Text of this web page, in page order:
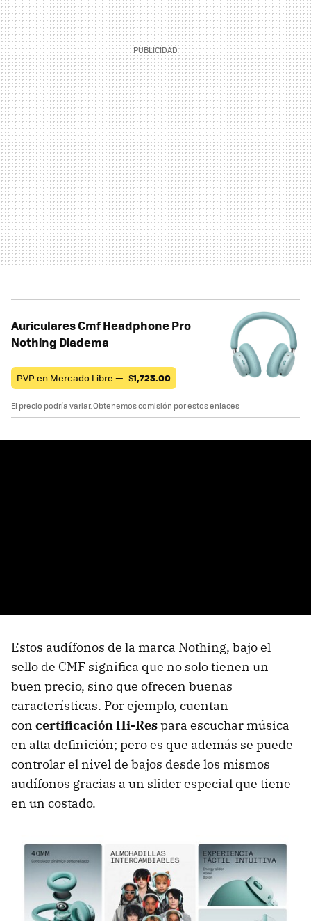
Auriculares Cmf Headphone Pro
Nothing Diadema
PVP en Mercado Libre — $1,723.00
El precio podría variar. Obtenemos comisión por estos enlaces
Estos audífonos de la marca Nothing, bajo el
sello de CMF significa que no solo tienen un
buen precio, sino que ofrecen buenas
características. Por ejemplo, cuentan
con certificación Hi-Respara escuchar música
en alta definición; pero es que además se puede
controlar el nivel de bajos desde los mismos
audífonos gracias a un slider especial que tiene
en un costado.